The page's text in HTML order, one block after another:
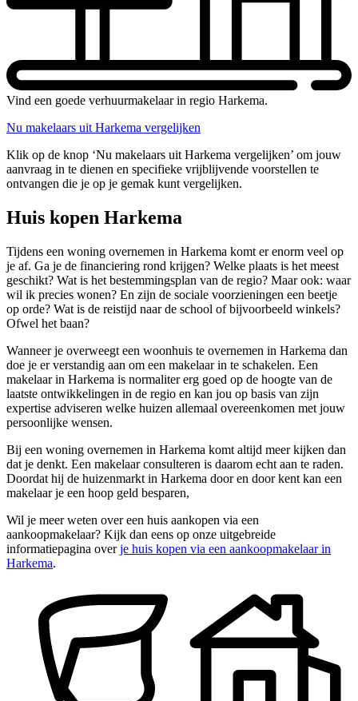
Vind een goede verhuurmakelaar in regio Harkema.
Nu makelaars uit Harkema vergelijken
Klik op de knop ‘Nu makelaars uit Harkema vergelijken’ om jouw
aanvraag in te dienen en specifieke vrijblijvende voorstellen te
ontvangen die je op je gemak kunt vergelijken.
Huis kopen Harkema
Tijdens een woning overnemen in Harkema komt er enorm veel op
je af. Ga je de financiering rond krijgen? Welke plaats is het meest
geschikt? Wat is het bestemmingsplan van de regio? Maar ook: waar
wil ik precies wonen? En zijn de sociale voorzieningen een beetje
op orde? Wat is de reistijd naar de school of bijvoorbeeld winkels?
Ofwel het baan?
Wanneer je overweegt een woonhuis te overnemen in Harkema dan
doe je er verstandig aan om een makelaar in te schakelen. Een
makelaar in Harkema is normaliter erg goed op de hoogte van de
laatste ontwikkelingen in de regio en kan jou op basis van zijn
expertise adviseren welke huizen allemaal overeenkomen met jouw
persoonlijke wensen.
Bij een woning overnemen in Harkema komt altijd meer kijken dan
dat je denkt. Een makelaar consulteren is daarom echt aan te raden.
Doordat hij de huizenmarkt in Harkema door en door kent kan een
makelaar je een hoop geld besparen,
Wil je meer weten over een huis aankopen via een
aankoopmakelaar? Kijk dan eens op onze uitgebreide
informatiepagina overje huis kopen via een aankoopmakelaar in
Harkema.